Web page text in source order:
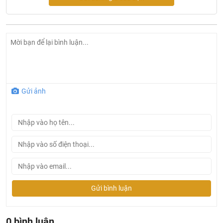
Thiết bị vệ sinh Korest là một thương hiệu uy tín, tin cậy
việc.
nghiệt của vùng miền.
khác nhau.
Khali Nguyen
Gửi ảnh
Gửi bình luận